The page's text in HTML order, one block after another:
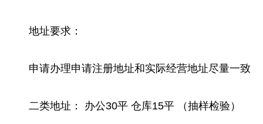
地址要求：
申请办理申请注册地址和实际经营地址尽量一致
二类地址： 办公30平 仓库15平 （抽样检验）